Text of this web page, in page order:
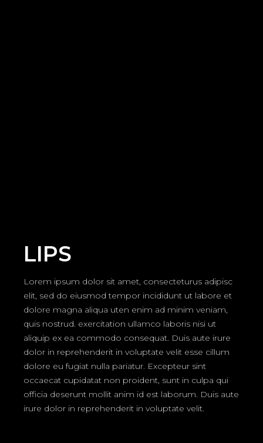
LIPS
Lorem ipsum dolor sit amet, consecteturus adipisc
elit, sed do eiusmod tempor incididunt ut labore et
dolore magna aliqua uten enim ad minim veniam,
quis nostrud. exercitation ullamco laboris nisi ut
aliquip ex ea commodo consequat. Duis aute irure
dolor in reprehenderit in voluptate velit esse cillum
dolore eu fugiat nulla pariatur. Excepteur sint
occaecat cupidatat non proident, sunt in culpa qui
officia deserunt mollit anim id est laborum. Duis aute
irure dolor in reprehenderit in voluptate velit.